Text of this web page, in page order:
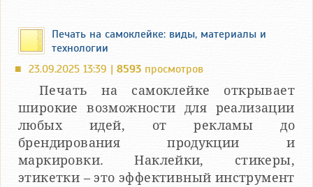
Печать на самоклейке: виды, материалы и
технологии
■ 23.09.2025 13:39 | 8593 просмотров
Печать на самоклейке открывает
широкие возможности для реализации
любых идей, от рекламы до
брендирования продукции и
маркировки. Наклейки, стикеры,
этикетки – это эффективный инструмент